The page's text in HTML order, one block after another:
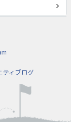
ティブログ